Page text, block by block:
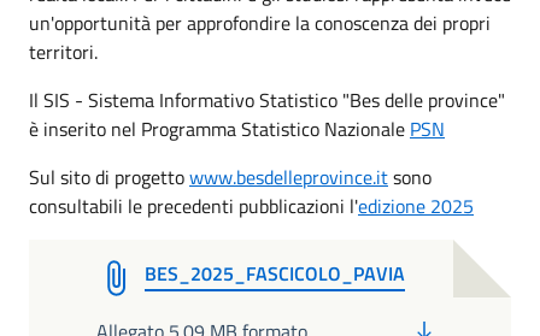
un'opportunità per approfondire la conoscenza dei propri
territori.
Il SIS - Sistema Informativo Statistico "Bes delle province"
è inserito nel Programma Statistico Nazionale PSN
Sul sito di progettowww.besdelleprovince.itsono
consultabili le precedenti pubblicazioni l'edizione 2025
BES_2025_FASCICOLO_PAVIA